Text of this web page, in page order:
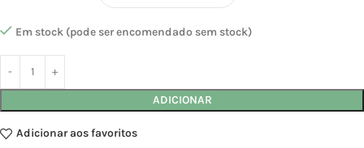
Em stock (pode ser encomendado sem stock)
ADICIONAR
Adicionar aos favoritos